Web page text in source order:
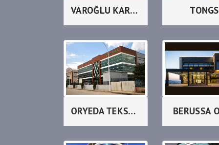
VAROĞLU KARDEŞLER TONGS
ORYEDA TEKSTİL BERUSSA